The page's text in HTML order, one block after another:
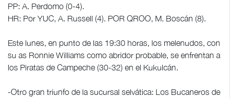
PP: A. Perdomo (0-4).
HR: Por YUC, A. Russell (4). POR QROO, M. Boscán (8).
Este lunes, en punto de las 19:30 horas, los melenudos, con
su as Ronnie Williams como abridor probable, se enfrentan a
los Piratas de Campeche (30-32) en el Kukulcán.
-Otro gran triunfo de la sucursal selvática: Los Bucaneros de